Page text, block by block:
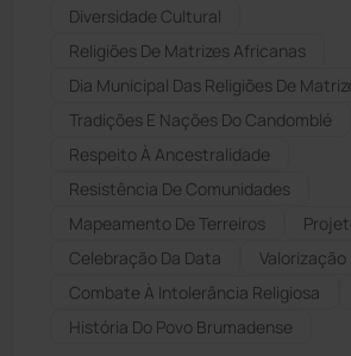
Diversidade Cultural
Religiões De Matrizes Africanas
Dia Municipal Das Religiões De
Tradições E Nações Do Candomblé
Respeito À Ancestralidade
Resistência De Comunidades
Mapeamento De Terreiros
Celebração Da Data
Valorização
Combate À Intolerância Religiosa
História Do Povo Brumadense